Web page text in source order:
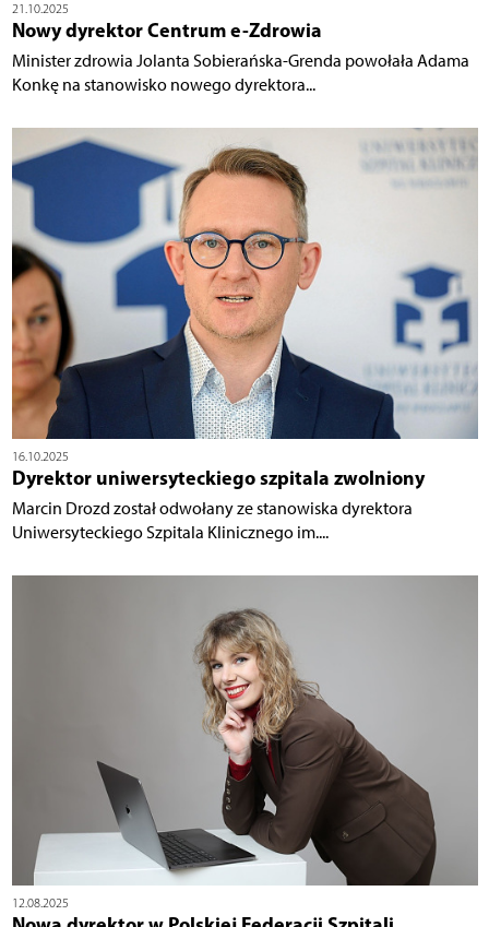
21.10.2025
Nowy dyrektor Centrum e-Zdrowia
Minister zdrowia Jolanta Sobierańska-Grenda powołała Adama
Konkę na stanowisko nowego dyrektora...
16.10.2025
Dyrektor uniwersyteckiego szpitala zwolniony
Marcin Drozd został odwołany ze stanowiska dyrektora
Uniwersyteckiego Szpitala Klinicznego im....
12.08.2025